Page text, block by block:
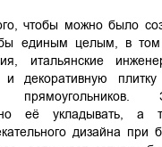
чтобы можно было
бы единым целым, в
итальянские
и декоративную
её укладывать, а
дизайна при